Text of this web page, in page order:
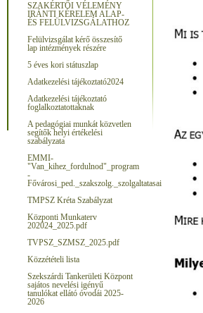
SZAKÉRTŐI VÉLEMÉNY
IRÁNTI KÉRELEM ALAP-
ÉS FELÜLVIZSGÁLATHOZ
Felülvizsgálat kérő összesítő
lap intézmények részére
5 éves kori státuszlap
Adatkezelési tájékoztató2024
Adatkezelési tájékoztató
foglalkoztatottaknak
A pedagógiai munkát közvetlen
segítők helyi értékelési
szabályzata
EMMI-
"Van_kihez_fordulnod"_program
-
Fővárosi_ped._szakszolg._szolgaltatasai
TMPSZ Kréta Szabályzat
Központi Munkaterv
202024_2025.pdf
TVPSZ_SZMSZ_2025.pdf
Közzétételi lista
Szekszárdi Tankerületi Központ
sajátos nevelési igényű
tanulókat ellátó óvodái 2025-
2026